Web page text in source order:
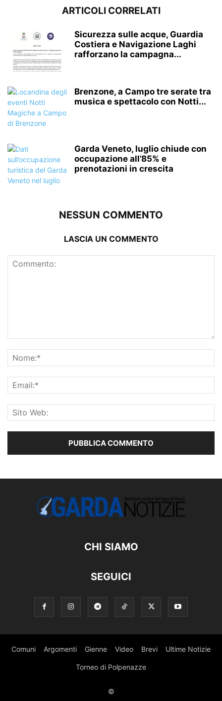
ARTICOLI CORRELATI
Sicurezza sulle acque, Guardia
Costiera e Navigazione Laghi
rafforzano la campagna...
Brenzone, a Campo tre serate tra
musica e spettacolo con Notti...
Garda Veneto, luglio chiude con
occupazione all’85% e
prenotazioni in crescita
NESSUN COMMENTO
LASCIA UN COMMENTO
CHI SIAMO
SEGUICI
Comuni Argomenti Gienne Video Brevi Ultime Notizie
Torneo di Polpenazze
©